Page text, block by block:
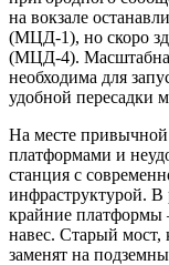
на вокзале
(МЦД-1), но скоро
(МЦД-4).
необходима для
удобной пересадки
На месте
платформами и
станция с
инфраструктурой. В
крайние
навес. Старый мост,
заменят на